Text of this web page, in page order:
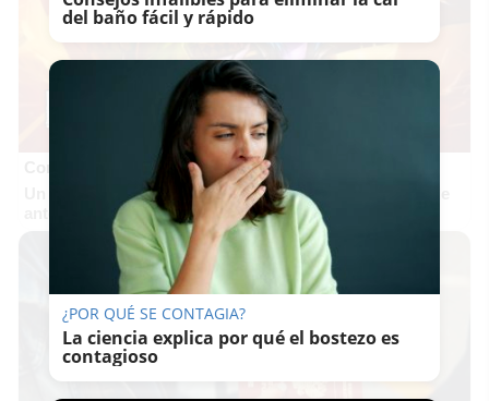
Corepunk MMORPG
Un verdadero MMORPG de la vieja escuela ¡Cómo los de
antes, pero mejor!
del baño fácil y rápido
¿POR QUÉ SE CONTAGIA?
La ciencia explica por qué el bostezo es
contagioso